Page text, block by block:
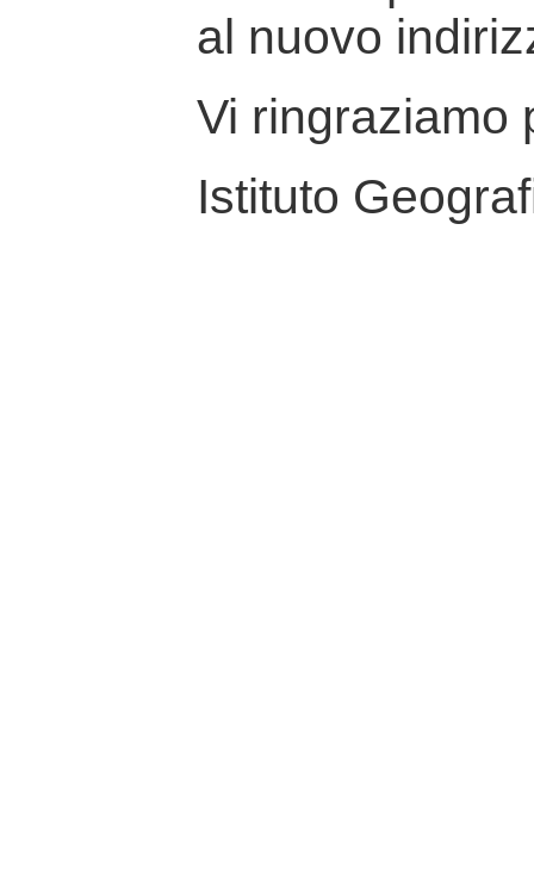
al nuovo
Vi ringraziamo
Istituto